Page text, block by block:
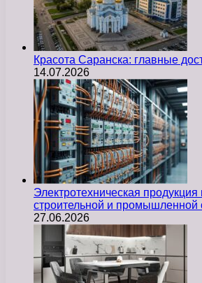
Красота Саранска: главные
14.07.2026
Электротехническая
строительной и промышленной
27.06.2026